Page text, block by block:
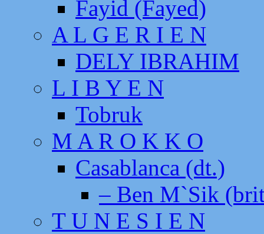
Fayid (Fayed)
A L G E R I E N
DELY IBRAHIM
L I B Y E N
Tobruk
M A R O K K O
Casablanca (dt.)
– Ben M`Sik
T U N E S I E N